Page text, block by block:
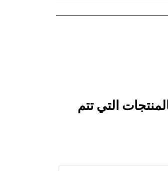
بالمنتجات التي تتم